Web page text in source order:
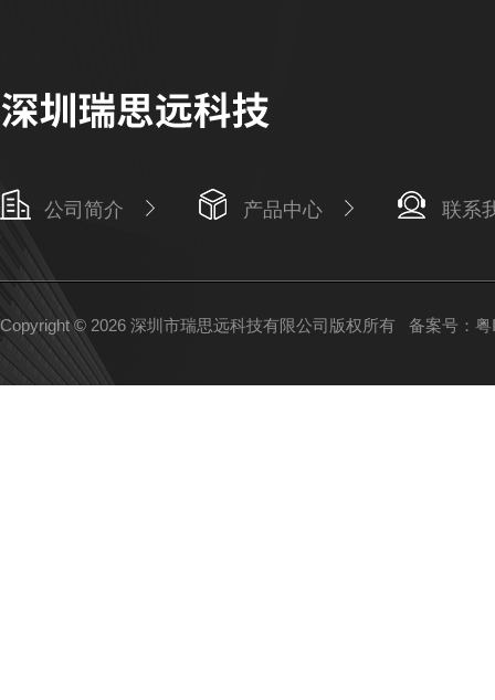
公司简介 产品中心 联系
Copyright © 2026 深圳市瑞思远科技有限公司版权所有 备案号：